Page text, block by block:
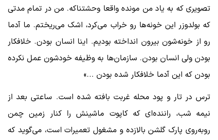
تصویری که به یاد من مونده واقعا وحشتناکه. من در تمام مدتی
که بولدوزر این خونه‌ها رو خراب می‌کرد، اشک می‌ریختم. ما آدما
رو از خونه‌شون بیرون انداخته بودیم. اینا انسان بودن. خلافکار
بودن ولی انسان بودن. سازمان‌ها به وظیفه خودشون عمل نکرده
بودن که این آدما خلافکار شده بودن ...»
ترس در تار و پود محله غربت بافته شده است. ساعتی بعد از
نیمه شب، راننده‌ای که کاپوت ماشینش را کنار زمین چمن
روبه‌روی پارک گلشن بالازده و مشغول تعمیرات است، می‌گوید که